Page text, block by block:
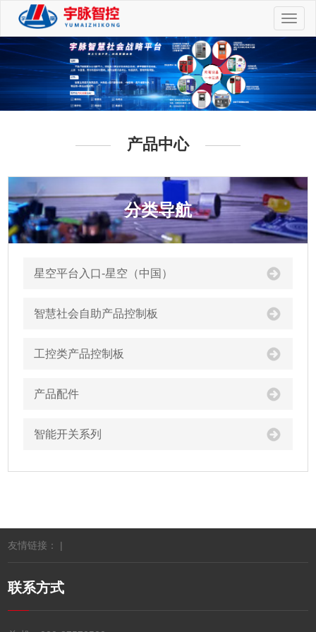
切
换
航
产品中心
分类导航
星空平台入口-星空（中国）
智慧社会自助产品控制板
工控类产品控制板
产品配件
智能开关系列
友情链接： |
联系方式